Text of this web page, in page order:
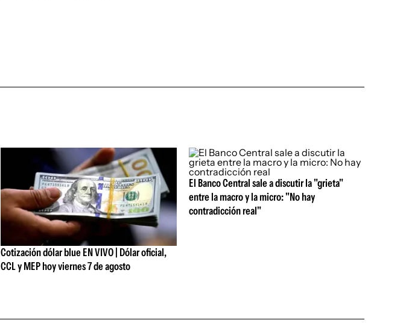
Cotización dólar blue EN VIVO | Dólar oficial,
CCL y MEP hoy viernes 7 de agosto
El Banco Central sale a discutir la "grieta"
entre la macro y la micro: "No hay
contradicción real"